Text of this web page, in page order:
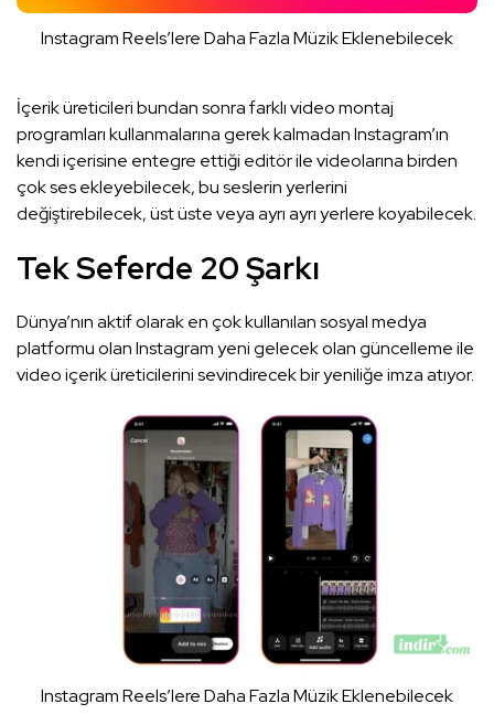
Instagram Reels’lere Daha Fazla Müzik Eklenebilecek
İçerik üreticileri bundan sonra farklı video montaj
programları kullanmalarına gerek kalmadan Instagram’ın
kendi içerisine entegre ettiği editör ile videolarına birden
çok ses ekleyebilecek, bu seslerin yerlerini
değiştirebilecek, üst üste veya ayrı ayrı yerlere koyabilecek.
Tek Seferde 20 Şarkı
Dünya’nın aktif olarak en çok kullanılan sosyal medya
platformu olan Instagram yeni gelecek olan güncelleme ile
video içerik üreticilerini sevindirecek bir yeniliğe imza atıyor.
Instagram Reels’lere Daha Fazla Müzik Eklenebilecek